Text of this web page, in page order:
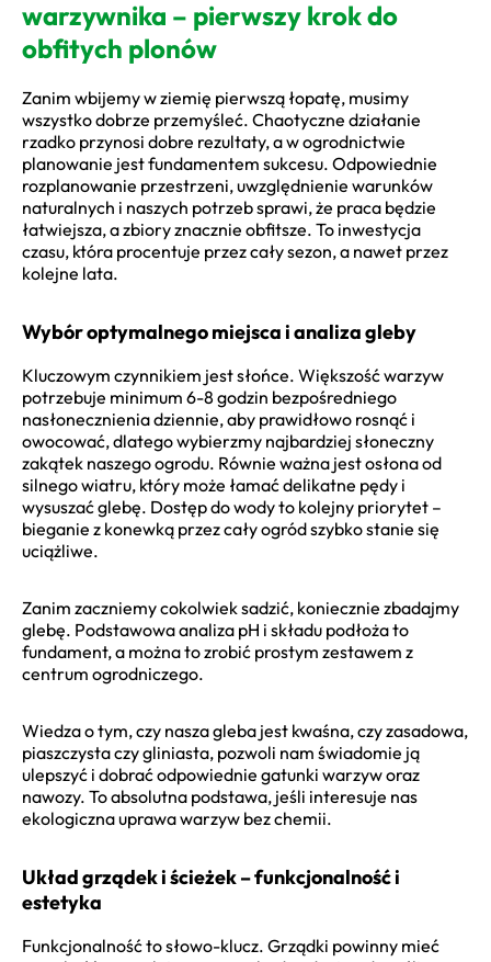
warzywnika – pierwszy krok do
obfitych plonów
Zanim wbijemy w ziemię pierwszą łopatę, musimy
wszystko dobrze przemyśleć. Chaotyczne działanie
rzadko przynosi dobre rezultaty, a w ogrodnictwie
planowanie jest fundamentem sukcesu. Odpowiednie
rozplanowanie przestrzeni, uwzględnienie warunków
naturalnych i naszych potrzeb sprawi, że praca będzie
łatwiejsza, a zbiory znacznie obfitsze. To inwestycja
czasu, która procentuje przez cały sezon, a nawet przez
kolejne lata.
Wybór optymalnego miejsca i analiza gleby
Kluczowym czynnikiem jest słońce. Większość warzyw
potrzebuje minimum 6-8 godzin bezpośredniego
nasłonecznienia dziennie, aby prawidłowo rosnąć i
owocować, dlatego wybierzmy najbardziej słoneczny
zakątek naszego ogrodu. Równie ważna jest osłona od
silnego wiatru, który może łamać delikatne pędy i
wysuszać glebę. Dostęp do wody to kolejny priorytet –
bieganie z konewką przez cały ogród szybko stanie się
uciążliwe.
Zanim zaczniemy cokolwiek sadzić, koniecznie zbadajmy
glebę. Podstawowa analiza pH i składu podłoża to
fundament, a można to zrobić prostym zestawem z
centrum ogrodniczego.
Wiedza o tym, czy nasza gleba jest kwaśna, czy zasadowa,
piaszczysta czy gliniasta, pozwoli nam świadomie ją
ulepszyć i dobrać odpowiednie gatunki warzyw oraz
nawozy. To absolutna podstawa, jeśli interesuje nas
ekologiczna uprawa warzyw bez chemii.
Układ grządek i ścieżek – funkcjonalność i
estetyka
Funkcjonalność to słowo-klucz. Grządki powinny mieć